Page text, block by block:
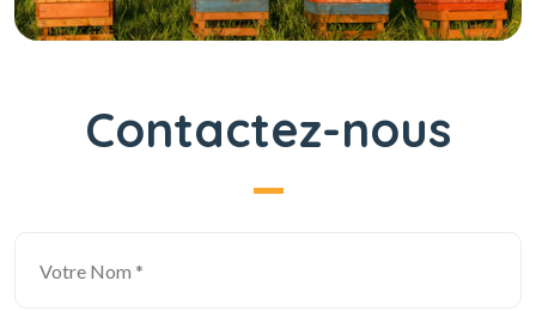
Contactez-nous